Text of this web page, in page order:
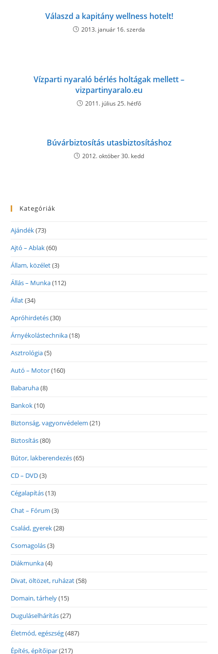
Válaszd a kapitány wellness hotelt!
2013. január 16. szerda
Vízparti nyaraló bérlés holtágak mellett –
vizpartinyaralo.eu
2011. július 25. hétfő
Búvárbiztosítás utasbiztosításhoz
2012. október 30. kedd
Kategóriák
Ajándék(73)
Ajtó – Ablak(60)
Állam, közélet(3)
Állás – Munka(112)
Állat(34)
Apróhirdetés(30)
Árnyékolástechnika(18)
Asztrológia(5)
Autó – Motor(160)
Babaruha(8)
Bankok(10)
Biztonság, vagyonvédelem (21)
Biztosítás(80)
Bútor, lakberendezés(65)
CD – DVD(3)
Cégalapítás(13)
Chat – Fórum (3)
Család, gyerek(28)
Csomagolás(3)
Diákmunka(4)
Divat, öltözet, ruházat(58)
Domain, tárhely(15)
Duguláselhárítás(27)
Életmód, egészség(487)
Építés, építőipar(217)